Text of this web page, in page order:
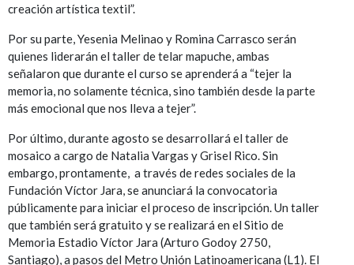
creación artística textil”.
Por su parte, Yesenia Melinao y Romina Carrasco serán
quienes liderarán el taller de telar mapuche, ambas
señalaron que durante el curso se aprenderá a “tejer la
memoria, no solamente técnica, sino también desde la parte
más emocional que nos lleva a tejer”.
Por último, durante agosto se desarrollará el taller de
mosaico a cargo de Natalia Vargas y Grisel Rico. Sin
embargo, prontamente, a través de redes sociales de la
Fundación Víctor Jara, se anunciará la convocatoria
públicamente para iniciar el proceso de inscripción. Un taller
que también será gratuito y se realizará en el Sitio de
Memoria Estadio Víctor Jara (Arturo Godoy 2750,
Santiago), a pasos del Metro Unión Latinoamericana (L1). El